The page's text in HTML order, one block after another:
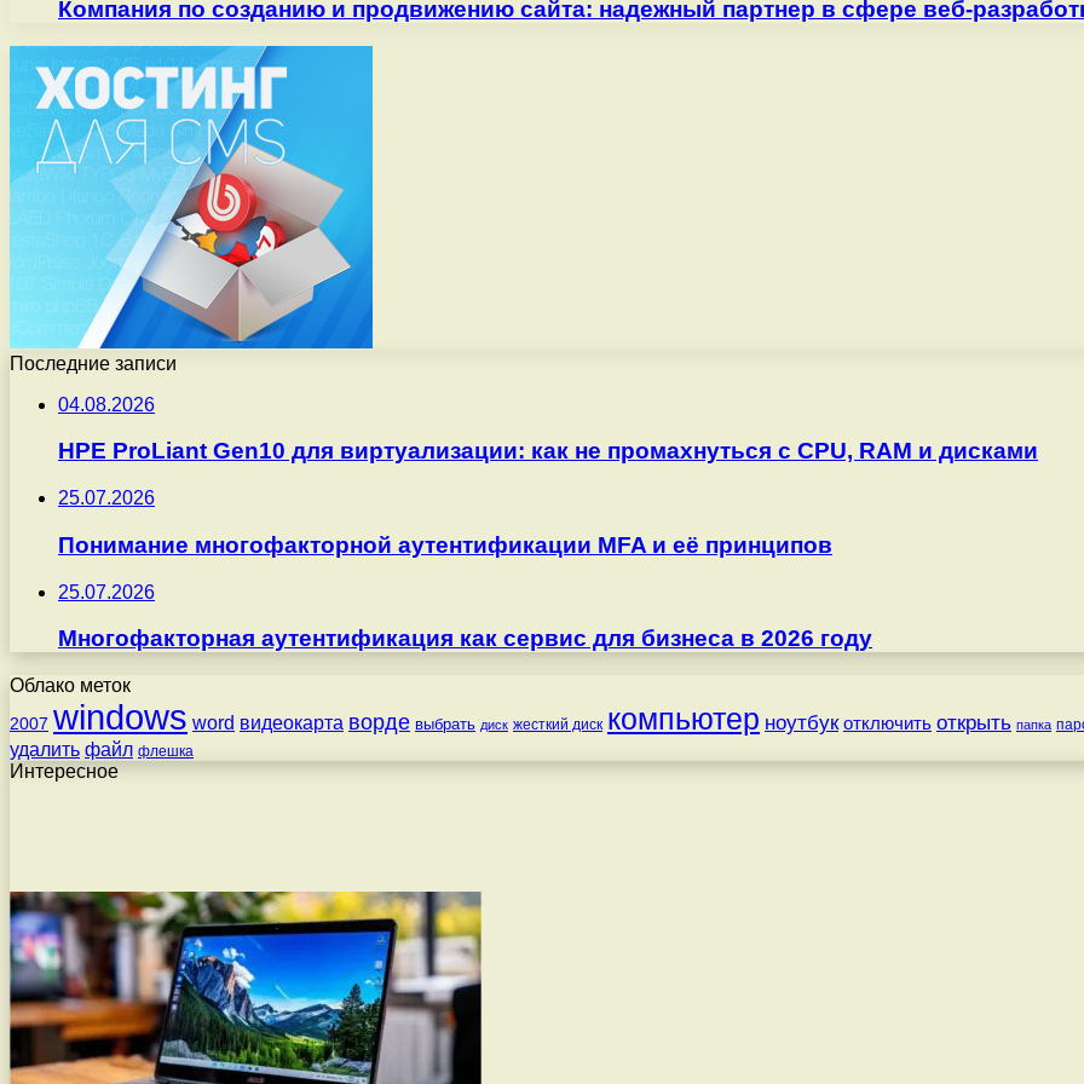
Компания по созданию и продвижению сайта: надежный партнер в сфере веб-
Последние записи
04.08.2026
HPE ProLiant Gen10 для виртуализации: как не промахнуться с CPU, RAM и дисками
25.07.2026
Понимание многофакторной аутентификации MFA и её принципов
25.07.2026
Многофакторная аутентификация как сервис для бизнеса в 2026 году
Облако меток
2007 windows word видеокарта ворде выбрать диск жесткий диск компьютер ноутбук отключить открыть папка
удалить файл флешка
Интересное